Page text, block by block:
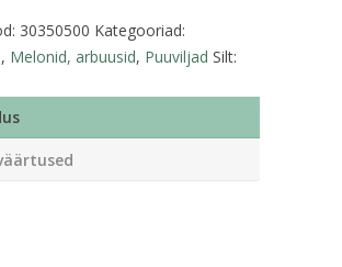
30350500 Kategooriad:
, Melonid, arbuusid, Puuviljad Silt: